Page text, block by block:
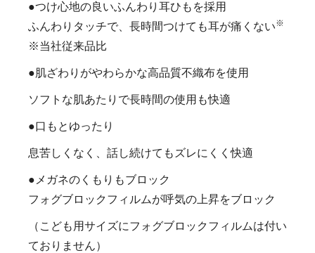
●つけ心地の良いふんわり耳ひもを採用
ふんわりタッチで、長時間つけても耳が痛くない※
※当社従来品比
●肌ざわりがやわらかな高品質不織布を使用
ソフトな肌あたりで長時間の使用も快適
●口もとゆったり
息苦しくなく、話し続けてもズレにくく快適
●メガネのくもりもブロック
フォグブロックフィルムが呼気の上昇をブロック
（こども用サイズにフォグブロックフィルムは付い
ておりません）